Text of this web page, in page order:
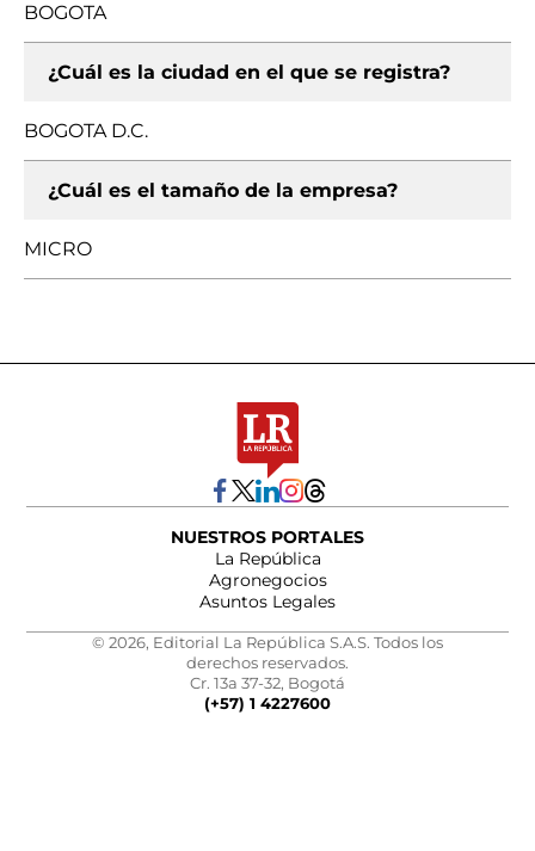
BOGOTA
¿Cuál es la ciudad en el que se registra?
BOGOTA D.C.
¿Cuál es el tamaño de la empresa?
MICRO
NUESTROS PORTALES
La República
Agronegocios
Asuntos Legales
© 2026, Editorial La República S.A.S. Todos los
derechos reservados.
Cr. 13a 37-32, Bogotá
(+57) 1 4227600